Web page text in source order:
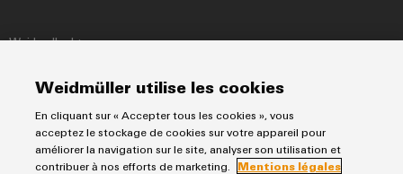
Weidmuller Ltee.
Markham, Ontario L3R 5H6
Téléphone: (800) 268-4080
Fax: (905) 475-5855
Weidmüller utilise les cookies
En cliquant sur « Accepter tous les cookies », vous
acceptez le stockage de cookies sur votre appareil pour
améliorer la navigation sur le site, analyser son utilisation et
contribuer à nos efforts de marketing.
Mentions légales